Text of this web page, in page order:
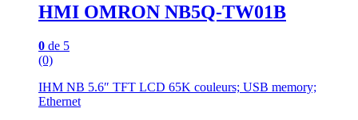
HMI OMRON NB5Q-TW01B
0 de 5
(0)
IHM NB 5.6″ TFT LCD 65K couleurs; USB memory;
Ethernet